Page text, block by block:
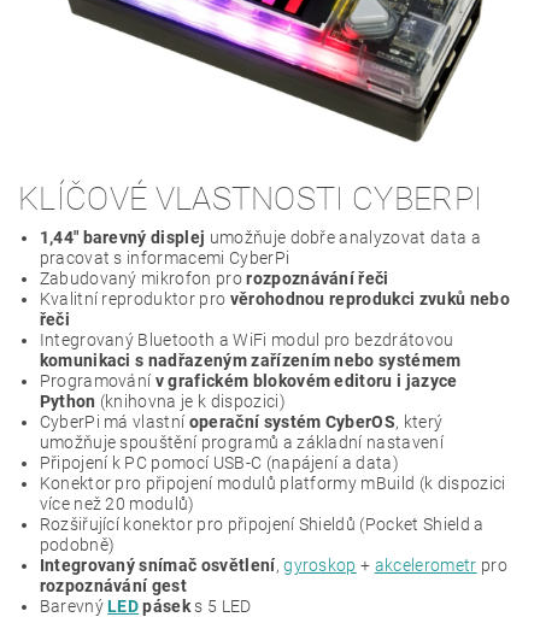
KLÍČOVÉ VLASTNOSTI CYBERPI
1,44" barevný displej umožňuje dobře analyzovat data a
pracovat s informacemi CyberPi
Zabudovaný mikrofon prorozpoznávání řeči
Kvalitní reproduktor pro věrohodnou reprodukci zvuků nebo
řeči
Integrovaný Bluetooth a WiFi modul pro bezdrátovou
komunikaci s nadřazeným zařízením nebo systémem
Programování v grafickém blokovém editoru i jazyce
Python (knihovna je k dispozici)
CyberPi má vlastní operační systém CyberOS, který
umožňuje spouštění programů a základní nastavení
Připojení k PC pomocí USB-C (napájení a data)
Konektor pro připojení modulů platformy mBuild (k dispozici
více než 20 modulů)
Rozšiřující konektor pro připojení Shieldů (Pocket Shield a
podobně)
Integrovaný snímač osvětlení,gyroskop + akcelerometr pro
rozpoznávání gest
BarevnýLEDpásek s 5 LED